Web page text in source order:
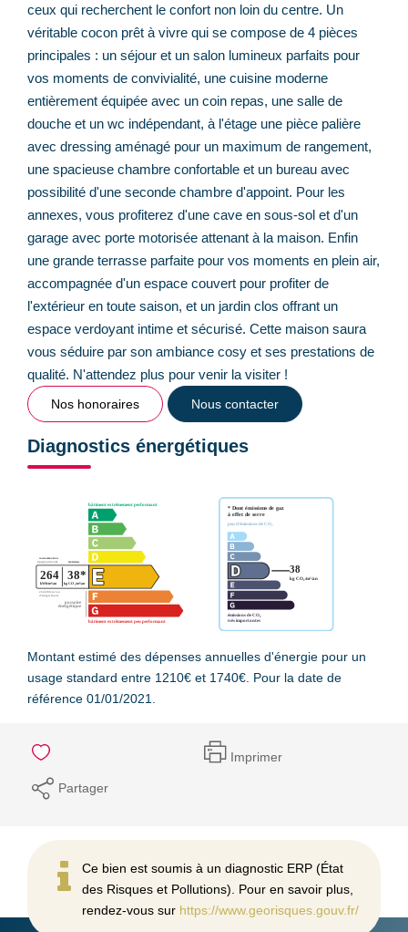
ceux qui recherchent le confort non loin du centre. Un
véritable cocon prêt à vivre qui se compose de 4 pièces
principales : un séjour et un salon lumineux parfaits pour
vos moments de convivialité, une cuisine moderne
entièrement équipée avec un coin repas, une salle de
douche et un wc indépendant, à l'étage une pièce palière
avec dressing aménagé pour un maximum de rangement,
une spacieuse chambre confortable et un bureau avec
possibilité d'une seconde chambre d'appoint. Pour les
annexes, vous profiterez d'une cave en sous-sol et d'un
garage avec porte motorisée attenant à la maison. Enfin
une grande terrasse parfaite pour vos moments en plein air,
accompagnée d'un espace couvert pour profiter de
l'extérieur en toute saison, et un jardin clos offrant un
espace verdoyant intime et sécurisé. Cette maison saura
vous séduire par son ambiance cosy et ses prestations de
qualité. N'attendez plus pour venir la visiter !
Nos honoraires Nous contacter
Diagnostics énergétiques
Montant estimé des dépenses annuelles d'énergie pour un
usage standard entre 1210€ et 1740€. Pour la date de
référence 01/01/2021.
Imprimer
Partager
Ce bien est soumis à un diagnostic ERP (État
des Risques et Pollutions). Pour en savoir plus,
rendez-vous sur https://www.georisques.gouv.fr/